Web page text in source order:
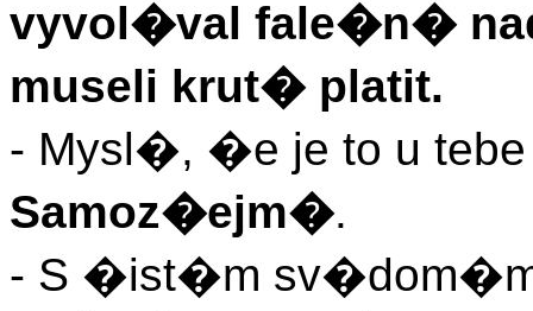
vyvol�val fale�n�
museli krut� platit.
- Mysl�, �e je to u
Samoz�ejm�.
- S �ist�m